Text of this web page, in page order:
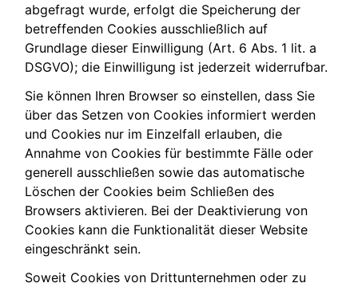
abgefragt wurde, erfolgt die Speicherung der
betreffenden Cookies ausschließlich auf
Grundlage dieser Einwilligung (Art. 6 Abs. 1 lit. a
DSGVO); die Einwilligung ist jederzeit widerrufbar.
Sie können Ihren Browser so einstellen, dass Sie
über das Setzen von Cookies informiert werden
und Cookies nur im Einzelfall erlauben, die
Annahme von Cookies für bestimmte Fälle oder
generell ausschließen sowie das automatische
Löschen der Cookies beim Schließen des
Browsers aktivieren. Bei der Deaktivierung von
Cookies kann die Funktionalität dieser Website
eingeschränkt sein.
Soweit Cookies von Drittunternehmen oder zu